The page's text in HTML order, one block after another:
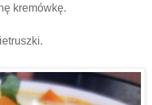
kremówkę.